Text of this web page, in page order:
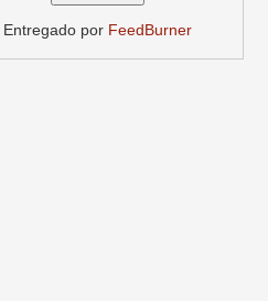
Entregado por FeedBurner